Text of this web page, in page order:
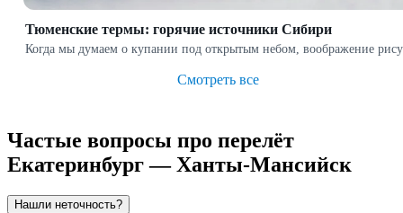
Тюменские термы: горячие источники Сибири
Когда мы думаем о купании под открытым небом, воображение
Смотреть все
Частые вопросы про перелёт
Екатеринбург — Ханты-Мансийск
Нашли неточность?